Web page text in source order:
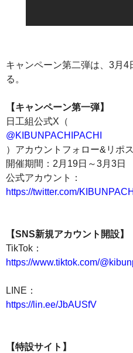
キャンペーン第二弾は、3月
る。
【キャンペーン第一弾】
日工組公式X（
@KIBUNPACHIPACHI
）アカウントフォロー&リポ
開催期間：2月19日～3月3日
公式アカウント：
https://twitter.com/
【SNS新規アカウント開設】
TikTok：
https://www.tiktok.com/
LINE：
https://lin.ee/JbAUSfV
【特設サイト】